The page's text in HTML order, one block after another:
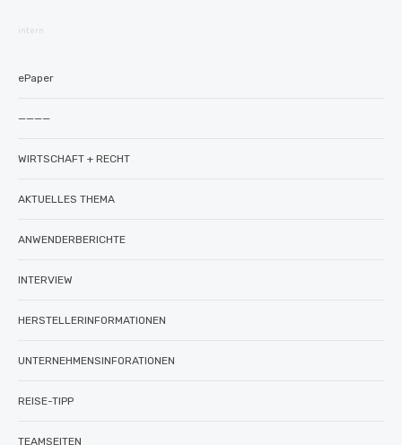
intern
ePaper
————
WIRTSCHAFT + RECHT
AKTUELLES THEMA
ANWENDERBERICHTE
INTERVIEW
HERSTELLERINFORMATIONEN
UNTERNEHMENSINFORATIONEN
REISE-TIPP
TEAMSEITEN